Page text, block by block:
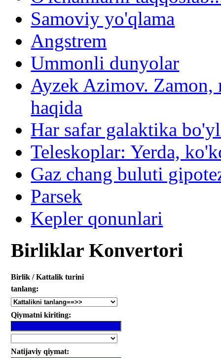
Samoviy yo'qlama
Angstrem
Ummonli dunyolar
Ayzek Azimov. Zamon,
haqida
Har safar galaktika
Teleskoplar: Yerda,
Gaz chang buluti
Parsek
Kepler qonunlari
Birliklar Konvertori
Birlik / Kattalik turini
tanlang:
Qiymatni kiriting:
Natijaviy qiymat: